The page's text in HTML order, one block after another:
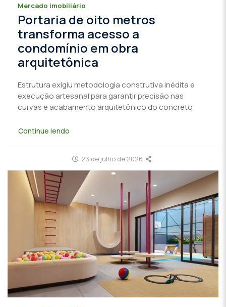
Mercado imobiliário
Portaria de oito metros
transforma acesso a
condomínio em obra
arquitetônica
Estrutura exigiu metodologia construtiva inédita e
execução artesanal para garantir precisão nas
curvas e acabamento arquitetônico do concreto
Continue lendo
23 de julho de 2026